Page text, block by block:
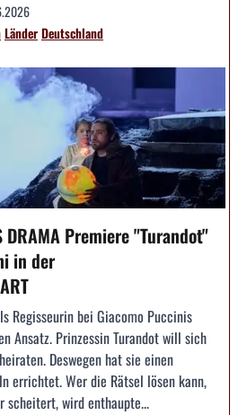
LänderDeutschland
DRAMA Premiere "Turandot"
in der
Regisseurin bei Giacomo Puccinis
Ansatz. Prinzessin Turandot will sich
Deswegen hat sie einen
errichtet. Wer die Rätsel lösen kann,
scheitert, wird enthaupte...